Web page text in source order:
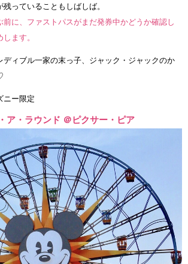
っていることもしばしば。
前に、ファストパスがまだ発券中かどうか確認し
ます。
ディブル一家の末っ子、ジャック・ジャックのか
ニー限定
ア・ラウンド ＠ピクサー・ピア